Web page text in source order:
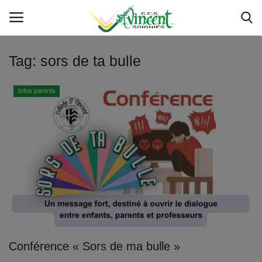
Etat des servcies
Livres et manuels scolaires
Tag: sors de ta bulle
Infos parents
Conférence « Sors de ma bulle »